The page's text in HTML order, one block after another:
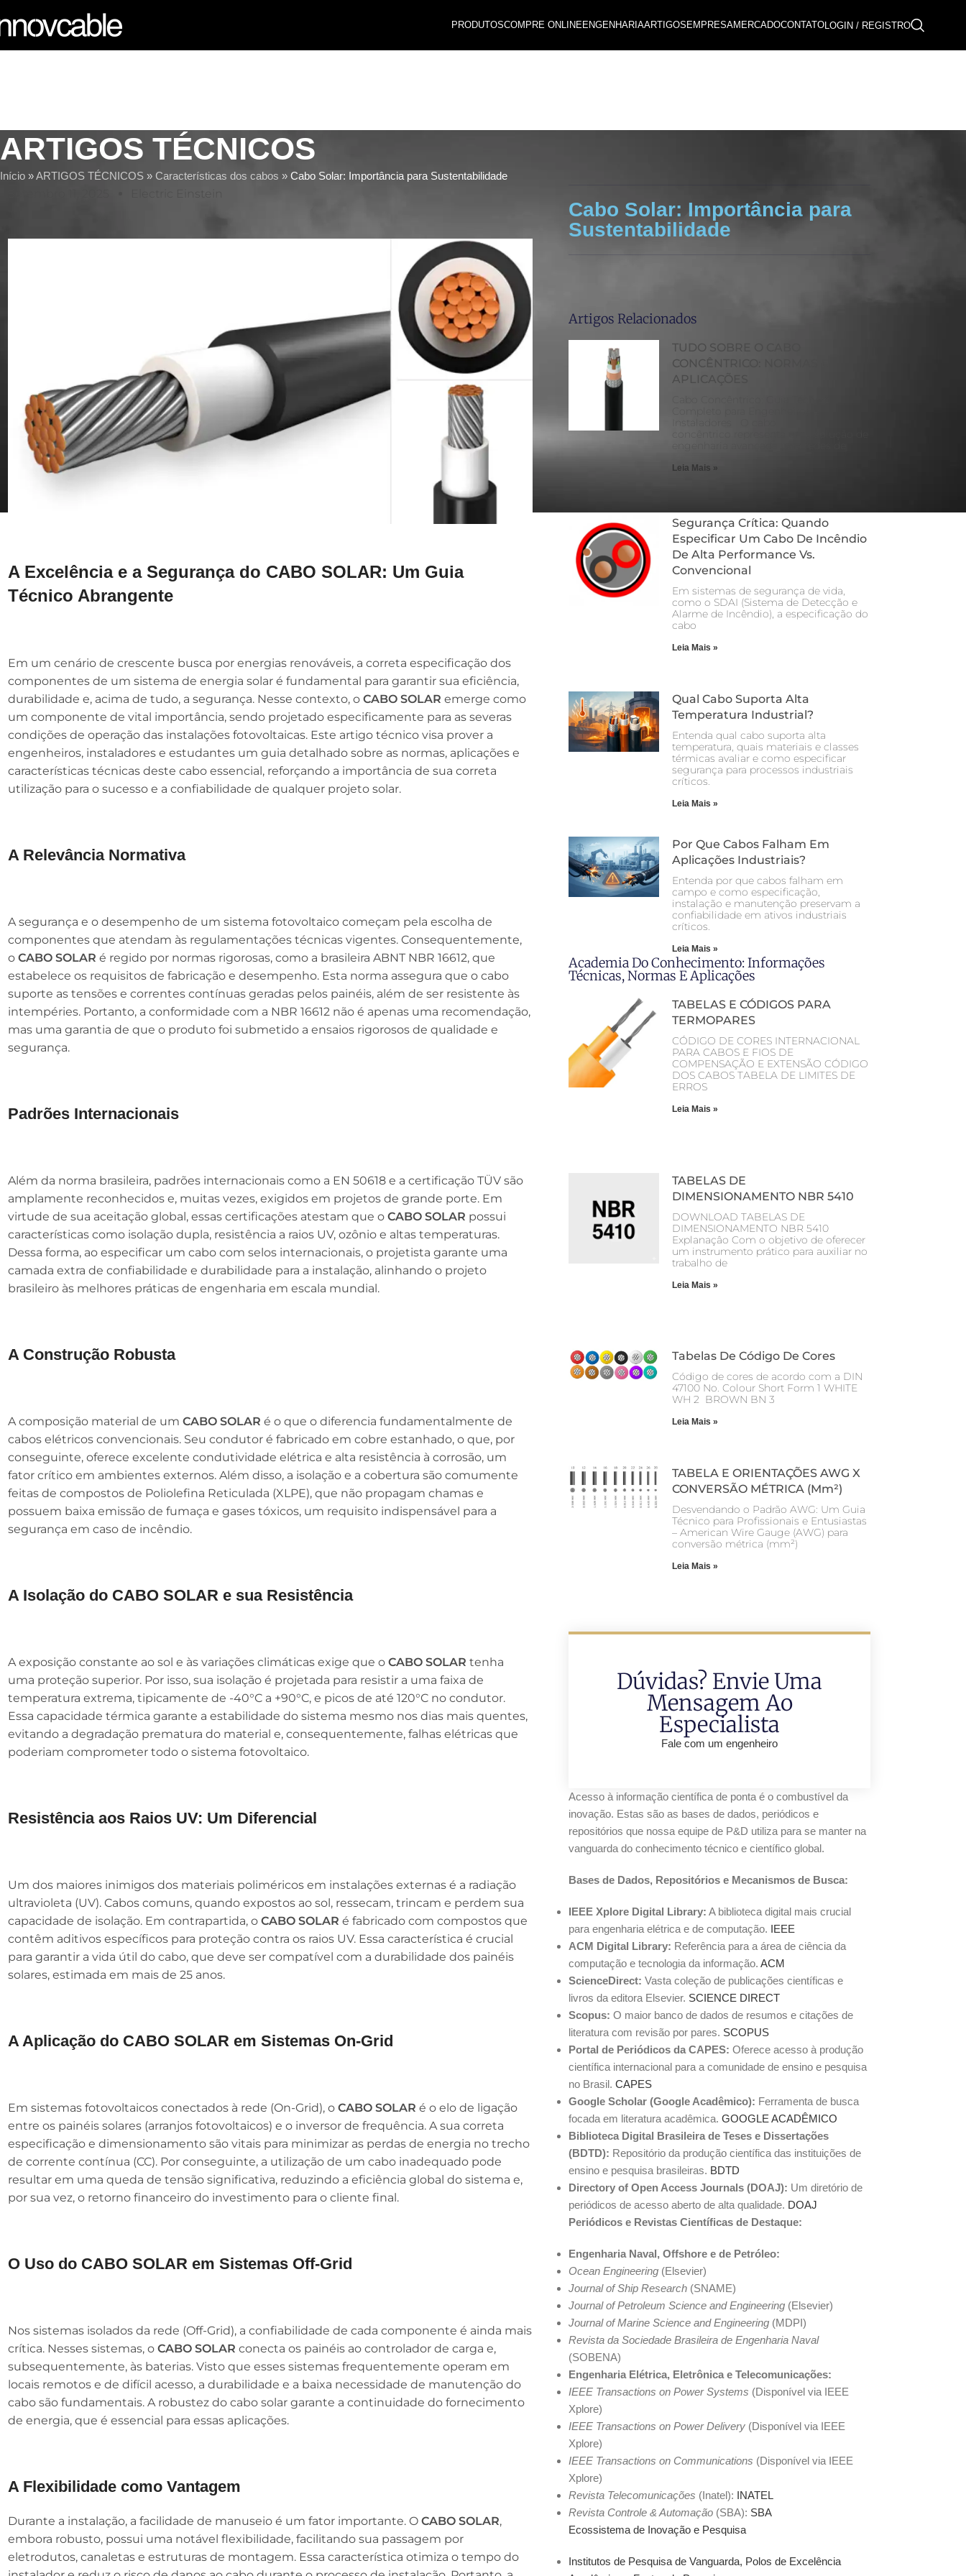
PRODUTOSCOMPRE ONLINEENGENHARIAARTIGOS EMPRESAMERCADOCONTATOLOGIN / REGISTRO
ARTIGOS TÉCNICOS
Início »ARTIGOS TÉCNICOS » Características dos cabos » Cabo Solar: Importância para Sustentabilidade
A Excelência e a Segurança do CABO SOLAR: Um Guia
Técnico Abrangente
Em um cenário de crescente busca por energias renováveis, a correta especificação dos
componentes de um sistema de energia solar é fundamental para garantir sua eficiência,
durabilidade e, acima de tudo, a segurança. Nesse contexto, o CABO SOLAR emerge como
um componente de vital importância, sendo projetado especificamente para as severas
condições de operação das instalações fotovoltaicas. Este artigo técnico visa prover a
engenheiros, instaladores e estudantes um guia detalhado sobre as normas, aplicações e
características técnicas deste cabo essencial, reforçando a importância de sua correta
utilização para o sucesso e a confiabilidade de qualquer projeto solar.
A Relevância Normativa
A segurança e o desempenho de um sistema fotovoltaico começam pela escolha de
componentes que atendam às regulamentações técnicas vigentes. Consequentemente,
o CABO SOLAR é regido por normas rigorosas, como a brasileira ABNT NBR 16612, que
estabelece os requisitos de fabricação e desempenho. Esta norma assegura que o cabo
suporte as tensões e correntes contínuas geradas pelos painéis, além de ser resistente às
intempéries. Portanto, a conformidade com a NBR 16612 não é apenas uma recomendação,
mas uma garantia de que o produto foi submetido a ensaios rigorosos de qualidade e
segurança.
Padrões Internacionais
Além da norma brasileira, padrões internacionais como a EN 50618 e a certificação TÜV são
amplamente reconhecidos e, muitas vezes, exigidos em projetos de grande porte. Em
virtude de sua aceitação global, essas certificações atestam que o CABO SOLAR possui
características como isolação dupla, resistência a raios UV, ozônio e altas temperaturas.
Dessa forma, ao especificar um cabo com selos internacionais, o projetista garante uma
camada extra de confiabilidade e durabilidade para a instalação, alinhando o projeto
brasileiro às melhores práticas de engenharia em escala mundial.
A Construção Robusta
A composição material de um CABO SOLAR é o que o diferencia fundamentalmente de
cabos elétricos convencionais. Seu condutor é fabricado em cobre estanhado, o que, por
conseguinte, oferece excelente condutividade elétrica e alta resistência à corrosão, um
fator crítico em ambientes externos. Além disso, a isolação e a cobertura são comumente
feitas de compostos de Poliolefina Reticulada (XLPE), que não propagam chamas e
possuem baixa emissão de fumaça e gases tóxicos, um requisito indispensável para a
segurança em caso de incêndio.
A Isolação do CABO SOLAR e sua Resistência
A exposição constante ao sol e às variações climáticas exige que o CABO SOLAR tenha
uma proteção superior. Por isso, sua isolação é projetada para resistir a uma faixa de
temperatura extrema, tipicamente de -40°C a +90°C, e picos de até 120°C no condutor.
Essa capacidade térmica garante a estabilidade do sistema mesmo nos dias mais quentes,
evitando a degradação prematura do material e, consequentemente, falhas elétricas que
poderiam comprometer todo o sistema fotovoltaico.
Resistência aos Raios UV: Um Diferencial
Um dos maiores inimigos dos materiais poliméricos em instalações externas é a radiação
ultravioleta (UV). Cabos comuns, quando expostos ao sol, ressecam, trincam e perdem sua
capacidade de isolação. Em contrapartida, o CABO SOLAR é fabricado com compostos que
contêm aditivos específicos para proteção contra os raios UV. Essa característica é crucial
para garantir a vida útil do cabo, que deve ser compatível com a durabilidade dos painéis
solares, estimada em mais de 25 anos.
A Aplicação do CABO SOLAR em Sistemas On-Grid
Em sistemas fotovoltaicos conectados à rede (On-Grid), o CABO SOLAR é o elo de ligação
entre os painéis solares (arranjos fotovoltaicos) e o inversor de frequência. A sua correta
especificação e dimensionamento são vitais para minimizar as perdas de energia no trecho
de corrente contínua (CC). Por conseguinte, a utilização de um cabo inadequado pode
resultar em uma queda de tensão significativa, reduzindo a eficiência global do sistema e,
por sua vez, o retorno financeiro do investimento para o cliente final.
O Uso do CABO SOLAR em Sistemas Off-Grid
Nos sistemas isolados da rede (Off-Grid), a confiabilidade de cada componente é ainda mais
crítica. Nesses sistemas, o CABO SOLAR conecta os painéis ao controlador de carga e,
subsequentemente, às baterias. Visto que esses sistemas frequentemente operam em
locais remotos e de difícil acesso, a durabilidade e a baixa necessidade de manutenção do
cabo são fundamentais. A robustez do cabo solar garante a continuidade do fornecimento
de energia, que é essencial para essas aplicações.
A Flexibilidade como Vantagem
Durante a instalação, a facilidade de manuseio é um fator importante. O CABO SOLAR,
embora robusto, possui uma notável flexibilidade, facilitando sua passagem por
eletrodutos, canaletas e estruturas de montagem. Essa característica otimiza o tempo do
Cabo Solar: Importância para
Sustentabilidade
Artigos Relacionados
TUDO SOBRE O CABO
CONCÊNTRICO: NORMAS E
APLICAÇÕES
Leia Mais »
Segurança Crítica: Quando
Especificar Um Cabo De Incêndio
De Alta Performance Vs.
Convencional
Em sistemas de segurança de vida,
como o SDAI (Sistema de Detecção e
Alarme de Incêndio), a especificação do
cabo
Leia Mais »
Qual Cabo Suporta Alta
Temperatura Industrial?
Entenda qual cabo suporta alta
temperatura, quais materiais e classes
térmicas avaliar e como especificar
segurança para processos industriais
críticos.
Leia Mais »
Por Que Cabos Falham Em
Aplicações Industriais?
Entenda por que cabos falham em
campo e como especificação,
instalação e manutenção preservam a
confiabilidade em ativos industriais
críticos.
Leia Mais »
Academia Do Conhecimento: Informações
Técnicas, Normas E Aplicações
TABELAS E CÓDIGOS PARA
TERMOPARES
CÓDIGO DE CORES INTERNACIONAL
PARA CABOS E FIOS DE
COMPENSAÇÃO E EXTENSÃO CÓDIGO
DOS CABOS TABELA DE LIMITES DE
ERROS
Leia Mais »
TABELAS DE
DIMENSIONAMENTO NBR 5410
DOWNLOAD TABELAS DE
DIMENSIONAMENTO NBR 5410
Explanaçâo Com o objetivo de oferecer
um instrumento prático para auxiliar no
trabalho de
Leia Mais »
Tabelas De Código De Cores
Código de cores de acordo com a DIN
47100 No. Colour Short Form 1 WHITE
WH 2 BROWN BN 3
Leia Mais »
TABELA E ORIENTAÇÕES AWG X
CONVERSÃO MÉTRICA (mm²)
Desvendando o Padrão AWG: Um Guia
Técnico para Profissionais e Entusiastas
– American Wire Gauge (AWG) para
conversão métrica (mm²)
Leia Mais »
Dúvidas? Envie Uma
Mensagem Ao
Especialista
Fale com um engenheiro
Acesso à informação científica de ponta é o combustível da
inovação. Estas são as bases de dados, periódicos e
repositórios que nossa equipe de P&D utiliza para se manter na
vanguarda do conhecimento técnico e científico global.
Bases de Dados, Repositórios e Mecanismos de Busca:
IEEE Xplore Digital Library: A biblioteca digital mais crucial
para engenharia elétrica e de computação. IEEE
ACM Digital Library: Referência para a área de ciência da
computação e tecnologia da informação. ACM
ScienceDirect: Vasta coleção de publicações científicas e
livros da editora Elsevier. SCIENCE DIRECT
Scopus: O maior banco de dados de resumos e citações de
literatura com revisão por pares. SCOPUS
Portal de Periódicos da CAPES: Oferece acesso à produção
científica internacional para a comunidade de ensino e pesquisa
no Brasil. CAPES
Google Scholar (Google Acadêmico): Ferramenta de busca
focada em literatura acadêmica. GOOGLE ACADÊMICO
Biblioteca Digital Brasileira de Teses e Dissertações
(BDTD): Repositório da produção científica das instituições de
ensino e pesquisa brasileiras. BDTD
Directory of Open Access Journals (DOAJ): Um diretório de
periódicos de acesso aberto de alta qualidade. DOAJ
Periódicos e Revistas Científicas de Destaque:
Engenharia Naval, Offshore e de Petróleo:
Ocean Engineering (Elsevier)
Journal of Ship Research (SNAME)
Journal of Petroleum Science and Engineering (Elsevier)
Journal of Marine Science and Engineering (MDPI)
Revista da Sociedade Brasileira de Engenharia Naval
(SOBENA)
Engenharia Elétrica, Eletrônica e Telecomunicações:
IEEE Transactions on Power Systems (Disponível via IEEE
Xplore)
IEEE Transactions on Power Delivery (Disponível via IEEE
Xplore)
IEEE Transactions on Communications (Disponível via IEEE
Xplore)
Revista Telecomunicações (Inatel): INATEL
Revista Controle & Automação (SBA): SBA
Ecossistema de Inovação e Pesquisa
Institutos de Pesquisa de Vanguarda, Polos de Excelência